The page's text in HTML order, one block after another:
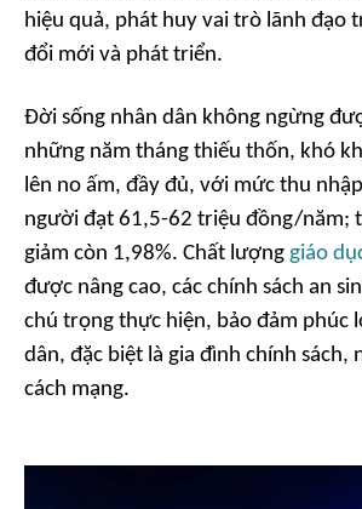
hiệu quả, phát huy vai trò lãnh đạo
đổi mới và phát triển.
Đời sống nhân dân không ngừng
những năm tháng thiếu thốn, khó
lên no ấm, đầy đủ, với mức thu
người đạt 61,5-62 triệu đồng/năm;
giảm còn 1,98%. Chất lượng giáo
được nâng cao, các chính sách an
chú trọng thực hiện, bảo đảm phúc
dân, đặc biệt là gia đình chính sách,
cách mạng.